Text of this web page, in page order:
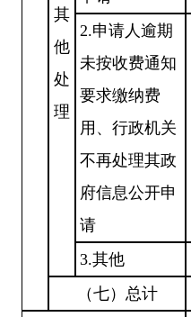
其
他
处
理
2.申请人逾期
未按收费通知
要求缴纳费
用、行政机关
不再处理其政
府信息公开申
请
3.其他
（七）总计